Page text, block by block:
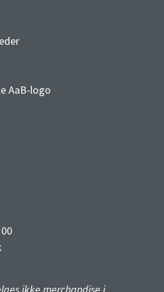
AaB-logo